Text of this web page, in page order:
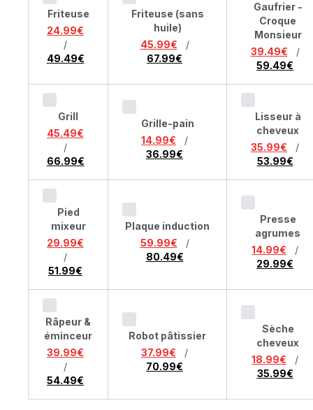
Friteuse
24.99€
/
49.49€
Friteuse (sans
huile)
45.99€
/
67.99€
Gaufrier -
Croque
Monsieur
39.49€
/
59.49€
Grill
45.49€
/
66.99€
Grille-pain
14.99€
/
36.99€
Lisseur à
cheveux
35.99€
/
53.99€
Pied
mixeur
29.99€
/
51.99€
Plaque induction
59.99€
/
80.49€
Presse
agrumes
14.99€
/
29.99€
Râpeur &
éminceur
39.99€
/
54.49€
Robot pâtissier
37.99€
/
70.99€
Sèche
cheveux
18.99€
/
35.99€